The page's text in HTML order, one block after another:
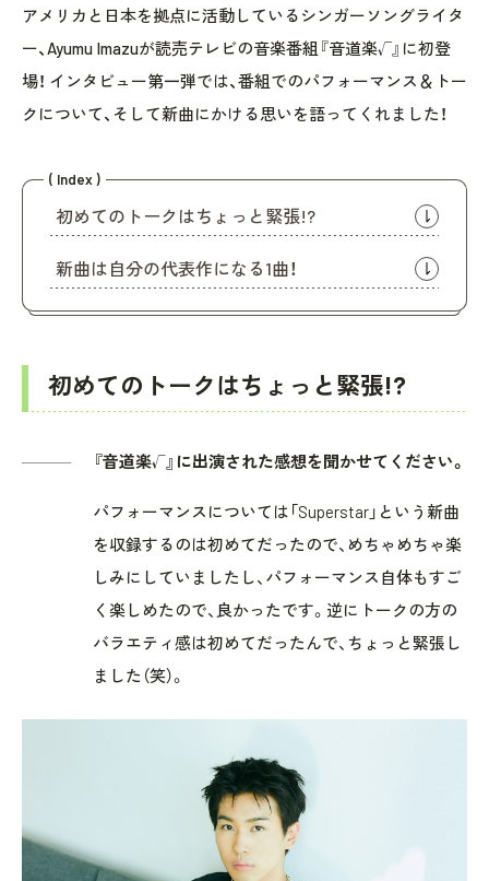
アメリカと日本を拠点に活動しているシンガーソングライタ
ー、Ayumu Imazuが読売テレビの音楽番組『音道楽√』に初登
場！ インタビュー第一弾では、番組でのパフォーマンス＆トー
クについて、そして新曲にかける思いを語ってくれました！
( Index )
初めてのトークはちょっと緊張!?
新曲は自分の代表作になる1曲！
初めてのトークはちょっと緊張!?
『音道楽√』に出演された感想を聞かせてください。
パフォーマンスについては「Superstar」という新曲
を収録するのは初めてだったので、めちゃめちゃ楽
しみにしていましたし、パフォーマンス自体もすご
く楽しめたので、良かったです。逆にトークの方の
バラエティ感は初めてだったんで、ちょっと緊張し
ました（笑）。